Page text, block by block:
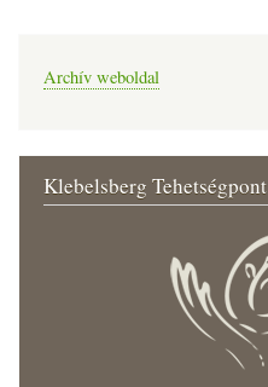
Archív weboldal
Klebelsberg Tehetségpont